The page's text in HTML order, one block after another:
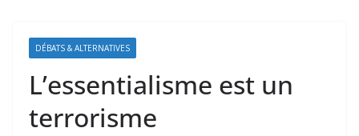
DÉBATS & ALTERNATIVES
L’essentialisme est un
terrorisme